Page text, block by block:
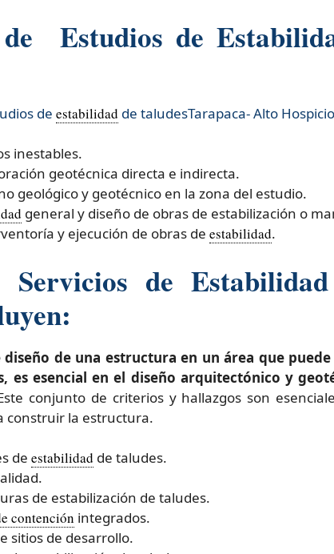
Estudios de
de estabilidad de taludesTarapaca- Alto
inestables.
geotécnica directa e indirecta.
geológico y geotécnico en la zona del estudio.
general y diseño de obras de estabilización o
y ejecución de obras de estabilidad.
Servicios de
de una estructura en un área que
es esencial en el diseño arquitectónico y
conjunto de criterios y hallazgos son
construir la estructura.
de estabilidad de taludes.
de estabilización de taludes.
contención integrados.
sitios de desarrollo.